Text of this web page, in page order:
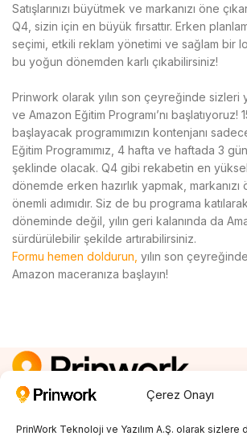
Çerez Onayı
PrinWork Teknoloji ve Yazılım A.Ş. olarak sizlere
Satışlarınızı büyütmek ve markanızı öne
Q4, sizin için en büyük fırsattır. Erken
seçimi, etkili reklam yönetimi ve sağlam bir
bu yoğun dönemden karlı çıkabilirsiniz!
Prinwork olarak yılın son çeyreğinde sizleri
ve Amazon Eğitim Programı’nı başlatıyoruz!
başlayacak programımızın kontenjanı
Eğitim Programımız, 4 hafta ve haftada 3
şeklinde olacak. Q4 gibi rekabetin en
dönemde erken hazırlık yapmak, markanızı
önemli adımıdır. Siz de bu programa
döneminde değil, yılın geri kalanında da
sürdürülebilir şekilde artırabilirsiniz.
Formu hemen doldurun, yılın son
Amazon maceranıza başlayın!
Kayıt Ol